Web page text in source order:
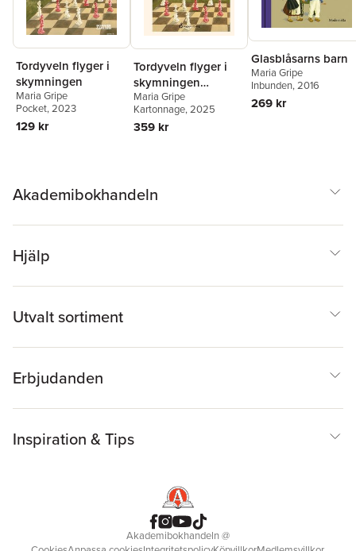
Tordyveln flyger i
skymningen
Maria Gripe
Pocket, 2023
129 kr
Tordyveln flyger i
skymningen
(lättläst)
Maria Gripe
Kartonnage, 2025
359 kr
Glasblåsarns barn
Maria Gripe
Inbunden, 2016
269 kr
Akademibokhandeln
Hjälp
Utvalt sortiment
Erbjudanden
Inspiration & Tips
Akademibokhandeln@